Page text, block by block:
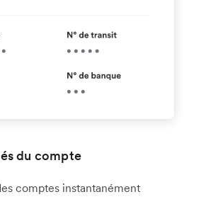
du compte
comptes instantanément